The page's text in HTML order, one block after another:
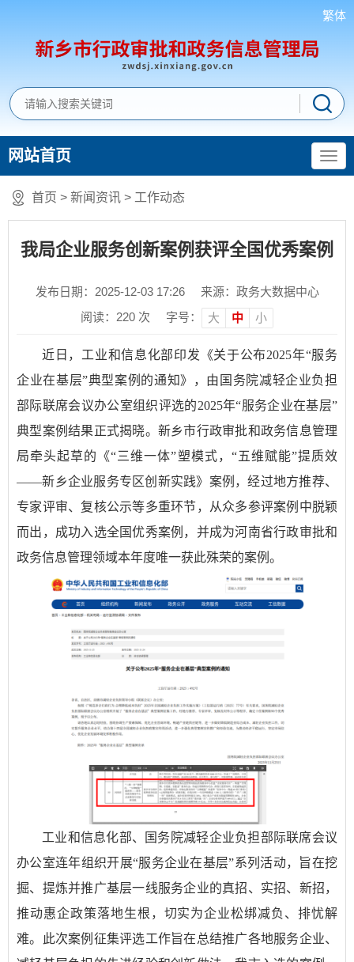
繁体
网站首页
首页 > 新闻资讯 > 工作动态
我局企业服务创新案例获评全国优秀案例
发布日期：2025-12-03 17:26
来源：政务大数据中心
阅读： 220 次 字号： 大 中 小
近日，工业和信息化部印发《关于公布2025年“服务
企业在基层”典型案例的通知》，由国务院减轻企业负担
部际联席会议办公室组织评选的2025年“服务企业在基层”
典型案例结果正式揭晓。新乡市行政审批和政务信息管理
局牵头起草的《“三维一体”塑模式，“五维赋能”提质效
——新乡企业服务专区创新实践》案例，经过地方推荐、
专家评审、复核公示等多重环节，从众多参评案例中脱颖
而出，成功入选全国优秀案例，并成为河南省行政审批和
政务信息管理领域本年度唯一获此殊荣的案例。
工业和信息化部、国务院减轻企业负担部际联席会议
办公室连年组织开展“服务企业在基层”系列活动，旨在挖
掘、提炼并推广基层一线服务企业的真招、实招、新招，
推动惠企政策落地生根，切实为企业松绑减负、排忧解
难。此次案例征集评选工作旨在总结推广各地服务企业、